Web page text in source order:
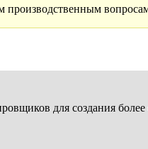
для создания более